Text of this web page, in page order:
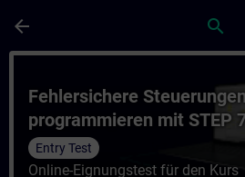
arrow_back search
Curso - Fehlersichere
Fehlersichere Steuerungen
programmieren mit STEP
TIA Portal
Entry Test
Online-Eignungstest für den Kurs